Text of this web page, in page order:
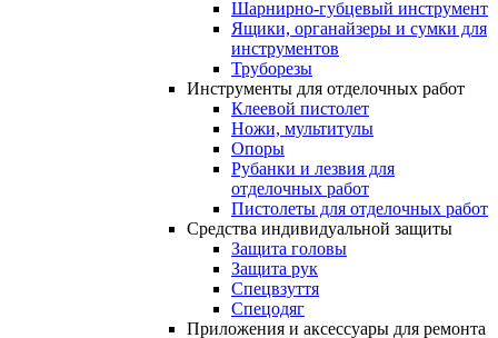
Шарнирно-губцевый инструмент
Ящики, органайзеры и сумки для
инструментов
Труборезы
Инструменты для отделочных работ
Клеевой пистолет
Ножи, мультитулы
Опоры
Рубанки и лезвия для
отделочных работ
Пистолеты для отделочных работ
Средства индивидуальной защиты
Защита головы
Защита рук
Спецвзуття
Спецодяг
Приложения и аксессуары для ремонта